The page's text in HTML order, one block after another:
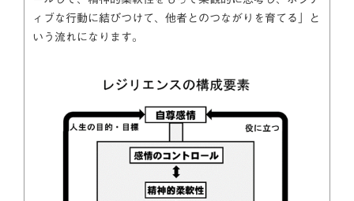
ィブな行動に結びつけて、他者とのつながりを育てる」と
いう流れになります。